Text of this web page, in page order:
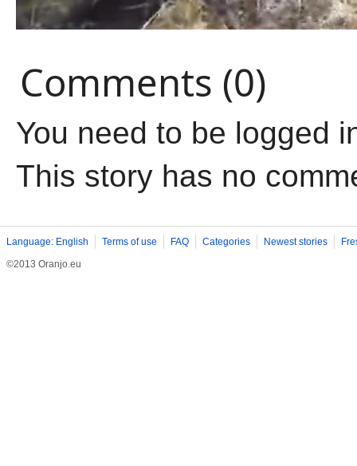
Comments (0)
You need to be logged
This story has no
Language: English Terms of use FAQ Categories Newest stories
©2013 Oranjo.eu